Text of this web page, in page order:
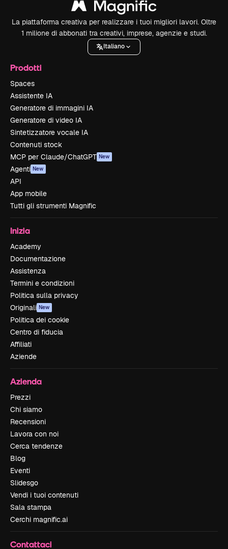
La piattaforma creativa per realizzare i tuoi migliori lavori. Oltre
1 milione di abbonati tra creativi, imprese, agenzie e studi.
Italiano
Prodotti
Spaces
Assistente IA
Generatore di immagini IA
Generatore di video IA
Sintetizzatore vocale IA
Contenuti stock
MCP per Claude/ChatGPT New
Agenti New
API
App mobile
Tutti gli strumenti Magnific
Inizia
Academy
Documentazione
Assistenza
Termini e condizioni
Politica sulla privacy
Originali New
Politica dei cookie
Centro di fiducia
Affiliati
Aziende
Azienda
Prezzi
Chi siamo
Recensioni
Lavora con noi
Cerca tendenze
Blog
Eventi
Slidesgo
Vendi i tuoi contenuti
Sala stampa
Cerchi magnific.ai
Contattaci